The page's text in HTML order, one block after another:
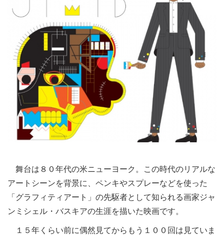
舞台は８０年代の米ニューヨーク。この時代のリアルな
アートシーンを背景に、ペンキやスプレーなどを使った
「グラフィティアート」の先駆者として知られる画家ジャ
ンミシェル・バスキアの生涯を描いた映画です。
１５年くらい前に偶然見てからもう１００回は見ていま